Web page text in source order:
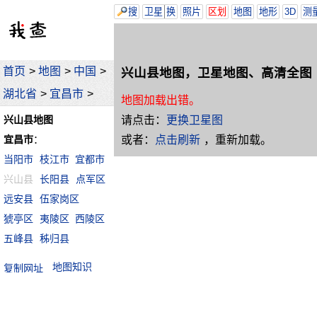
首页 > 地图 > 中国 >
湖北省 > 宜昌市 >
兴山县地图
宜昌市：
当阳市 枝江市 宜都市
兴山县
长阳县
点军区
远安县 伍家岗区
猇亭区
夷陵区 西陵区
五峰县 秭归县
地图知识
搜 卫星 换 照片 区划 地图 地形 3D 测
兴山县地图，卫星地图、高清全图
地图加载出错。
请点击：
更换卫星图
或者：
点击刷新 ，重新加载。